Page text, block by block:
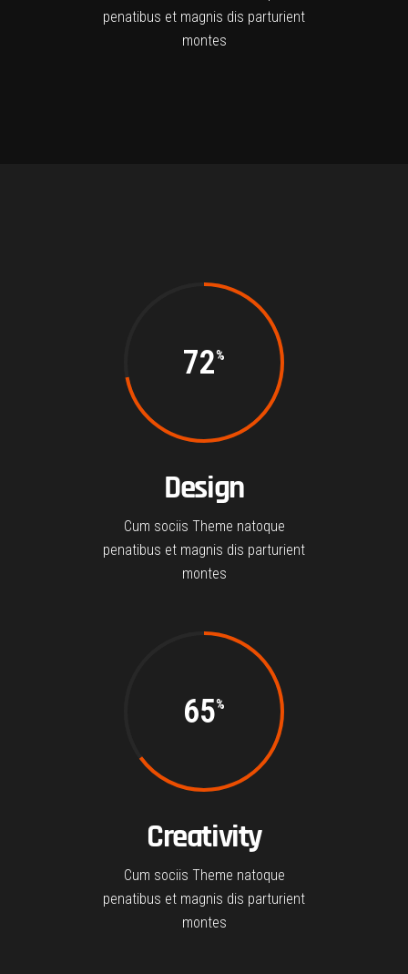
penatibus et magnis dis parturient
montes
72
Design
Cum sociis Theme natoque
penatibus et magnis dis parturient
montes
65
Creativity
Cum sociis Theme natoque
penatibus et magnis dis parturient
montes